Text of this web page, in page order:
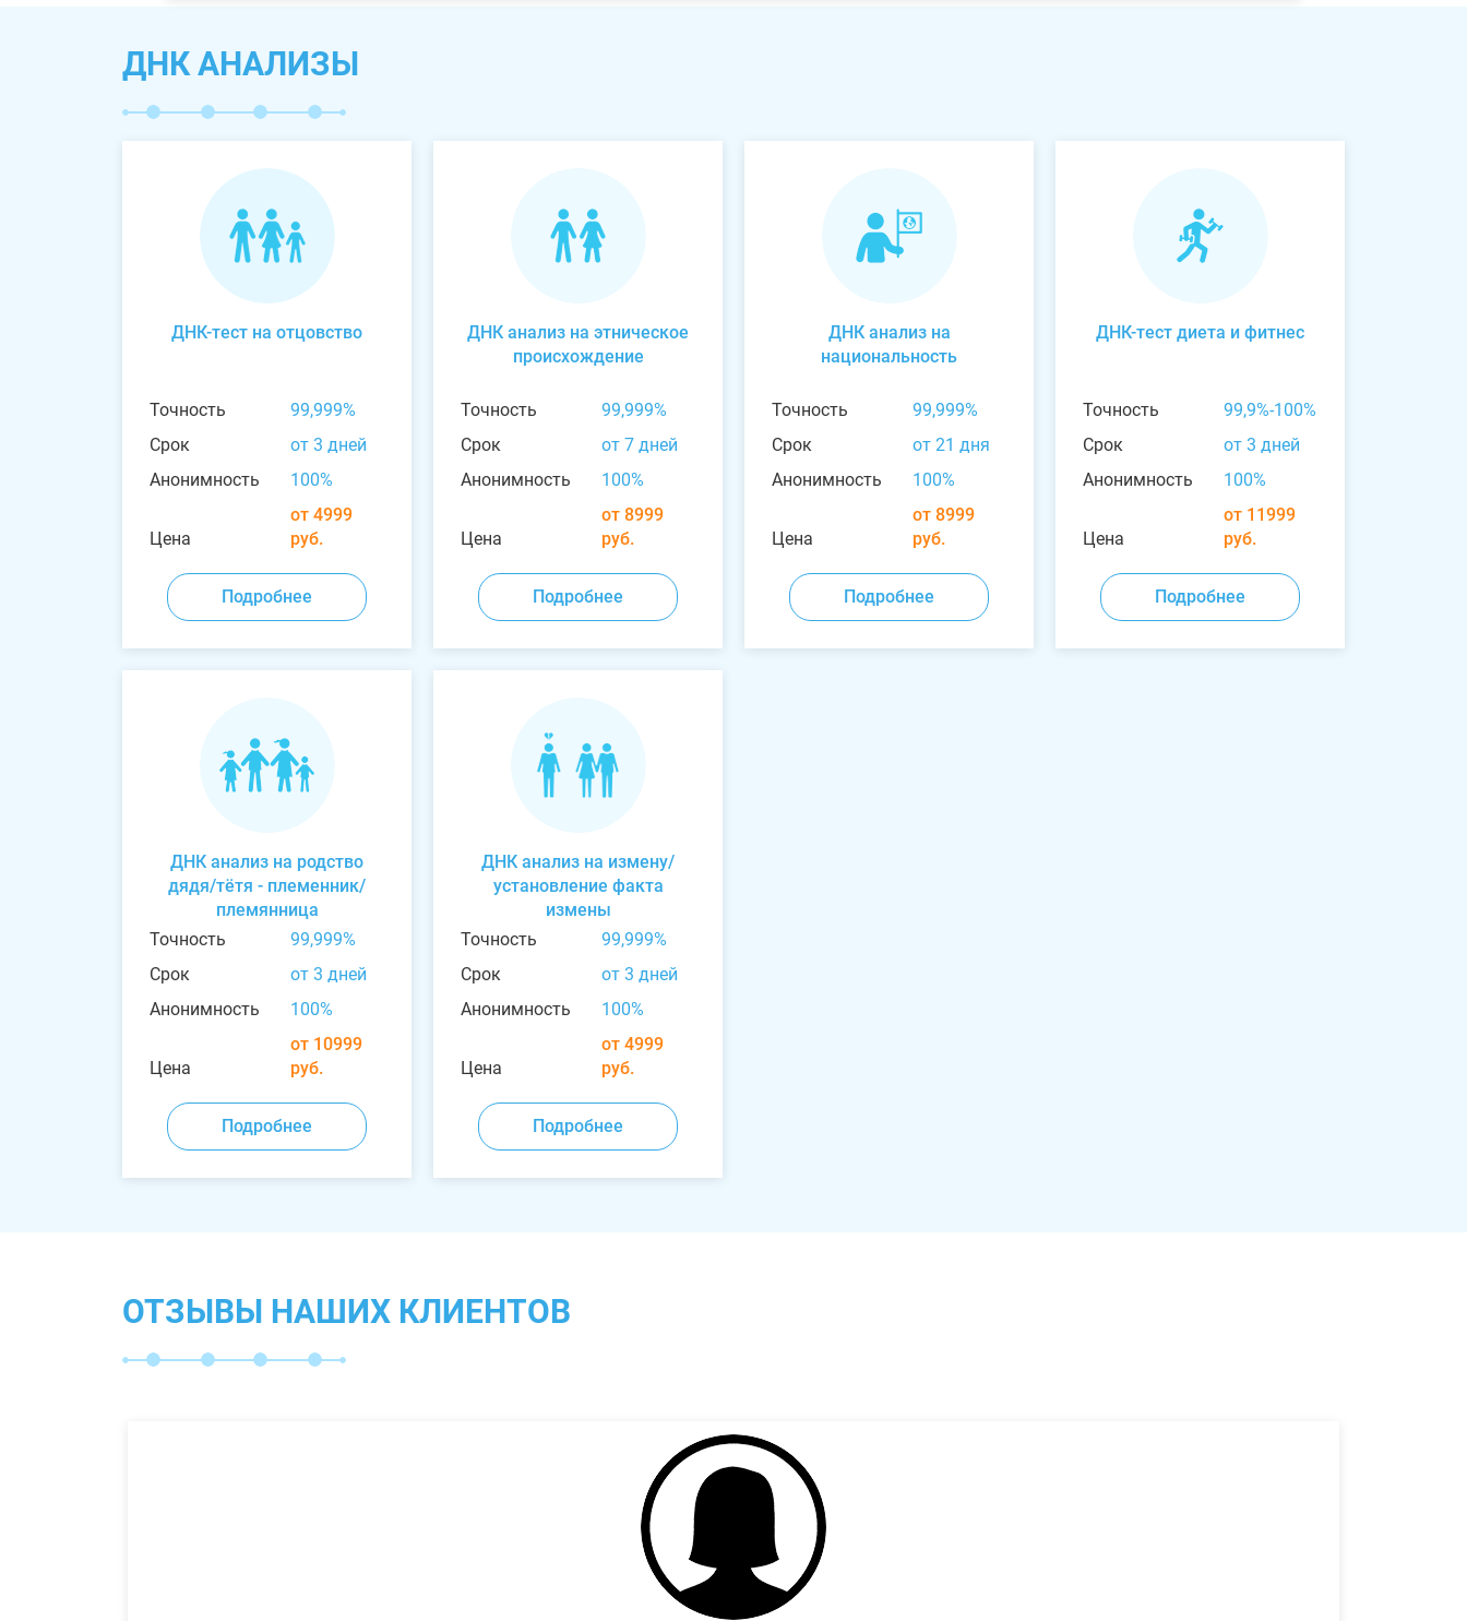
ДНК АНАЛИЗЫ
ДНК-тест на отцовство
Точность
99,999%
Срок
от 3 дней
Анонимность
100%
Цена
от 4999
руб.
Подробнее
ДНК анализ на этническое
происхождение
Точность
99,999%
Срок
от 7 дней
Анонимность
100%
Цена
от 8999
руб.
Подробнее
ДНК анализ на
национальность
Точность
99,999%
Срок
от 21 дня
Анонимность
100%
Цена
от 8999
руб.
Подробнее
ДНК-тест диета и фитнес
Точность
99,9%-100%
Срок
от 3 дней
Анонимность
100%
Цена
от 11999
руб.
Подробнее
ДНК анализ на родство
дядя/тётя - племенник/
племянница
Точность
99,999%
Срок
от 3 дней
Анонимность
100%
Цена
от 10999
руб.
Подробнее
ДНК анализ на измену/
установление факта
измены
Точность
99,999%
Срок
от 3 дней
Анонимность
100%
Цена
от 4999
руб.
Подробнее
ОТЗЫВЫ НАШИХ КЛИЕНТОВ